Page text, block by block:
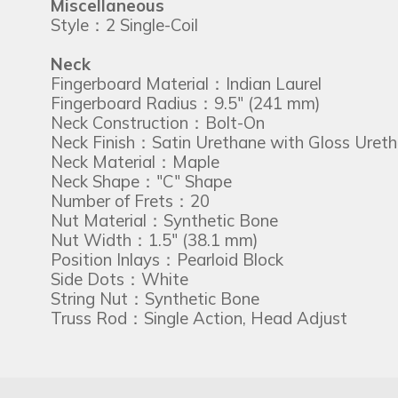
Miscellaneous
Style：2 Single-Coil
Neck
Fingerboard Material：Indian Laurel
Fingerboard Radius：9.5" (241 mm)
Neck Construction：Bolt-On
Neck Finish：Satin Urethane with Gloss
Neck Material：Maple
Neck Shape："C" Shape
Number of Frets：20
Nut Material：Synthetic Bone
Nut Width：1.5" (38.1 mm)
Position Inlays：Pearloid Block
Side Dots：White
String Nut：Synthetic Bone
Truss Rod ： Single Action, Head Adjust